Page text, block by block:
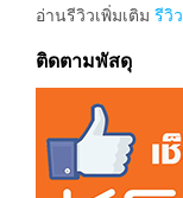
อ่านรีวิวเพิ่มเติม รีวิว
ติดตามพัสดุ